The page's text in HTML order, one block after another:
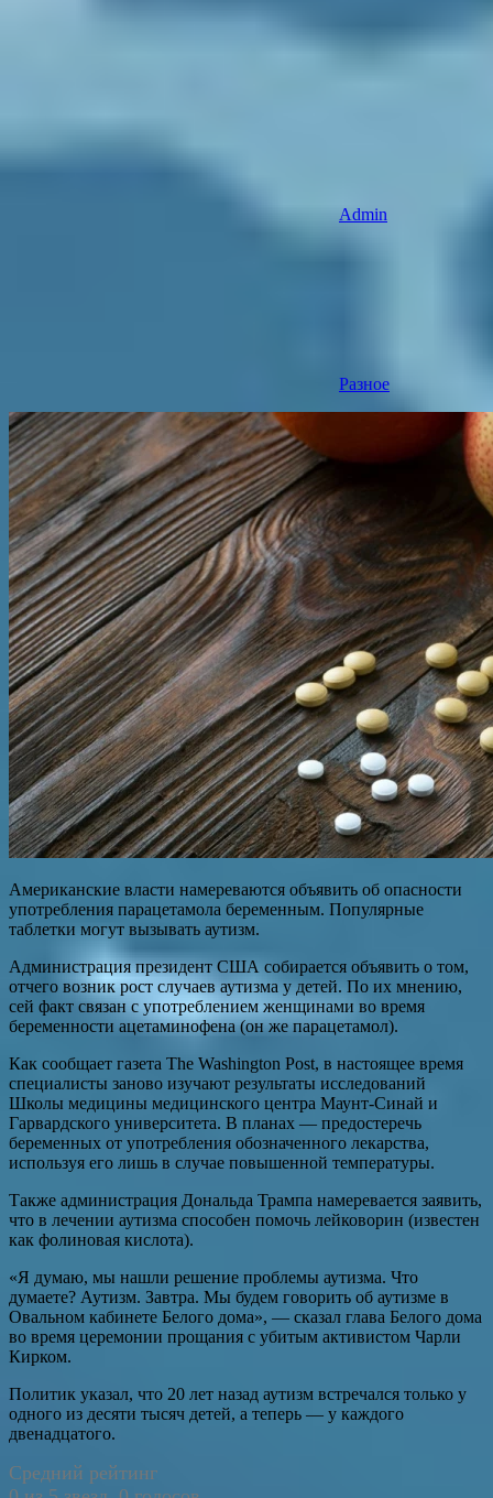
Admin
Разное
Американские власти намереваются объявить об опасности
употребления парацетамола беременным. Популярные
таблетки могут вызывать аутизм.
Администрация президент США собирается объявить о том,
отчего возник рост случаев аутизма у детей. По их мнению,
сей факт связан с употреблением женщинами во время
беременности ацетаминофена (он же парацетамол).
Как сообщает газета The Washington Post, в настоящее время
специалисты заново изучают результаты исследований
Школы медицины медицинского центра Маунт-Синай и
Гарвардского университета. В планах — предостеречь
беременных от употребления обозначенного лекарства,
используя его лишь в случае повышенной температуры.
Также администрация Дональда Трампа намеревается заявить,
что в лечении аутизма способен помочь лейковорин (известен
как фолиновая кислота).
«Я думаю, мы нашли решение проблемы аутизма. Что
думаете? Аутизм. Завтра. Мы будем говорить об аутизме в
Овальном кабинете Белого дома», — сказал глава Белого дома
во время церемонии прощания с убитым активистом Чарли
Кирком.
Политик указал, что 20 лет назад аутизм встречался только у
одного из десяти тысяч детей, а теперь — у каждого
двенадцатого.
Средний рейтинг